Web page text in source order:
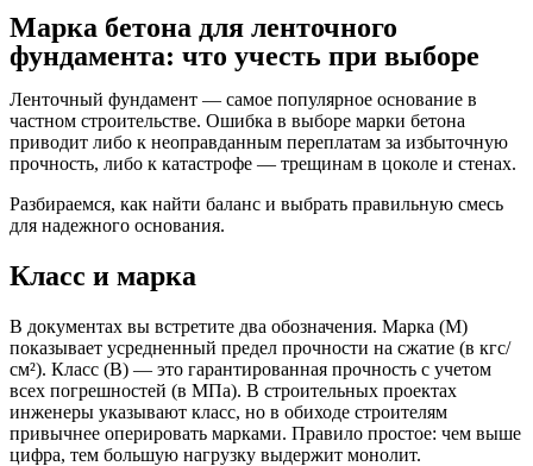
Марка бетона для ленточного
фундамента: что учесть при выборе
Ленточный фундамент — самое популярное основание в
частном строительстве. Ошибка в выборе марки бетона
приводит либо к неоправданным переплатам за избыточную
прочность, либо к катастрофе — трещинам в цоколе и стенах.
Разбираемся, как найти баланс и выбрать правильную смесь
для надежного основания.
Класс и марка
В документах вы встретите два обозначения. Марка (М)
показывает усредненный предел прочности на сжатие (в кгс/
см²). Класс (В) — это гарантированная прочность с учетом
всех погрешностей (в МПа). В строительных проектах
инженеры указывают класс, но в обиходе строителям
привычнее оперировать марками. Правило простое: чем выше
цифра, тем большую нагрузку выдержит монолит.